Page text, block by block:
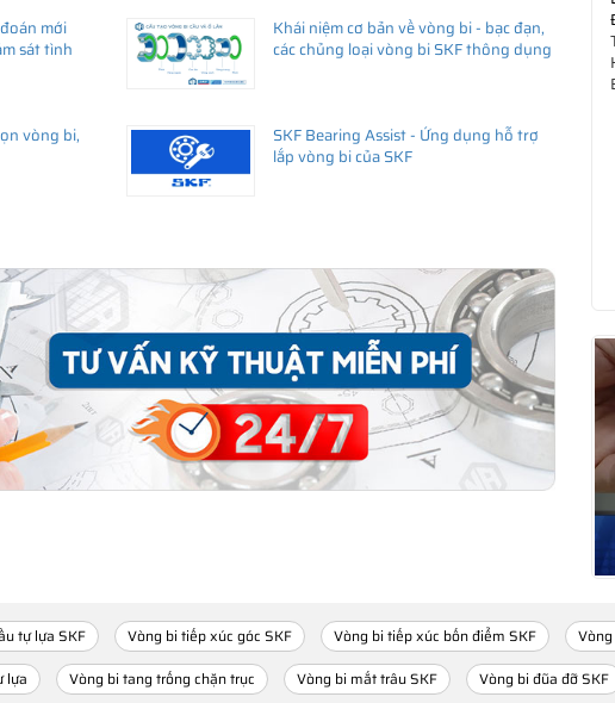
khi mua hàng
mới
sát tình
Khái niệm cơ bản về vòng bi - bạc đạn,
các chủng loại vòng bi SKF thông dụng
vòng bi,
SKF Bearing Assist - Ứng dụng hỗ trợ
lắp vòng bi của SKF
tự lựa SKF Vòng bi tiếp xúc góc SKF Vòng bi tiếp xúc bốn điểm SKF
lựa Vòng bi tang trống chặn trục Vòng bi mắt trâu SKF Vòng bi đũa đỡ SKF